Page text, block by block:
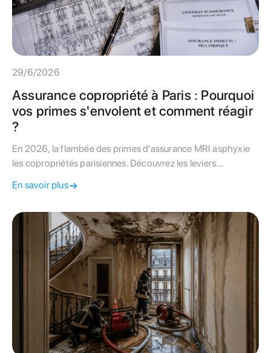
29/6/2026
Assurance copropriété à Paris : Pourquoi
vos primes s'envolent et comment réagir
?
En 2026, la flambée des primes d'assurance MRI asphyxie
les copropriétés parisiennes. Découvrez les leviers
protéger votre budget.
En savoir plus